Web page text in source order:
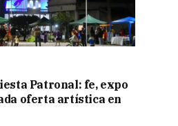
Patronal: fe, expo
oferta artística en